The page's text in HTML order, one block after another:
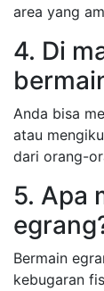
area yang
4. Di
Anda bisa
atau
dari orang-
5. Apa
Bermain
kebugaran